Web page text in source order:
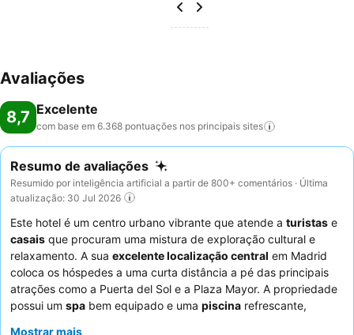
Avaliações
8,7 Excelente
com base em 6.368 pontuações nos principais sites
Resumo de avaliações
Resumido por inteligência artificial a partir de 800+ comentários · Última
atualização: 30 Jul 2026
Este hotel é um centro urbano vibrante que atende a turistas e
casais que procuram uma mistura de exploração cultural e
relaxamento. A sua excelente localização central em Madrid
coloca os hóspedes a uma curta distância a pé das principais
atrações como a Puerta del Sol e a Plaza Mayor. A propriedade
possui um spa bem equipado e uma piscina refrescante,
Mostrar mais